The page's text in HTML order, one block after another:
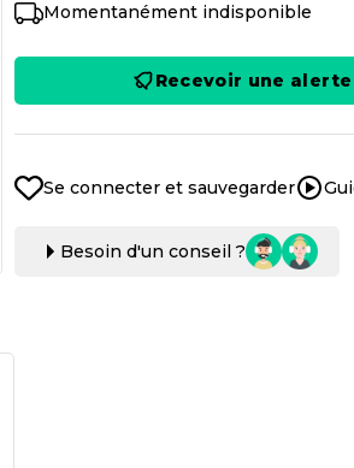
Momentanément indisponible
Recevoir une
Se connecter et sauvegarder
Besoin d'un conseil ?